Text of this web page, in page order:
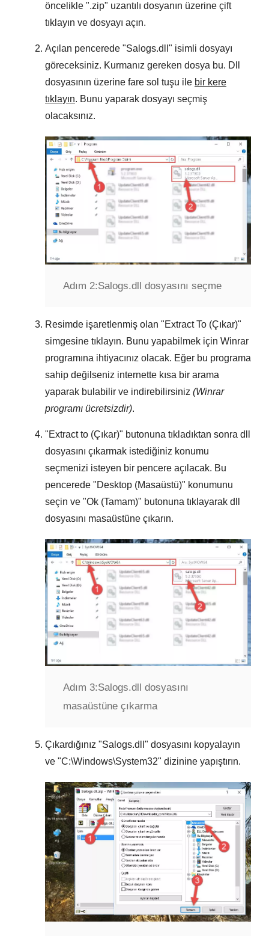
öncelikle ".zip" uzantılı dosyanın üzerine çift
tıklayın ve dosyayı açın.
Açılan pencerede "Salogs.dll " isimli dosyayı
göreceksiniz. Kurmanız gereken dosya bu. Dll
dosyasının üzerine fare sol tuşu ile bir kere
tıklayın. Bunu yaparak dosyayı seçmiş
olacaksınız.
Adım 2:Salogs.dll dosyasını seçme
Resimde işaretlenmiş olan "Extract To (Çıkar)"
simgesine tıklayın. Bunu yapabilmek için Winrar
programına ihtiyacınız olacak. Eğer bu programa
sahip değilseniz internette kısa bir arama
yaparak bulabilir ve indirebilirsiniz (Winrar
programı ücretsizdir).
"Extract to (Çıkar)" butonuna tıkladıktan sonra dll
dosyasını çıkarmak istediğiniz konumu
seçmenizi isteyen bir pencere açılacak. Bu
pencerede "Desktop (Masaüstü)" konumunu
seçin ve "Ok (Tamam)" butonuna tıklayarak dll
dosyasını masaüstüne çıkarın.
Adım 3:Salogs.dll dosyasını
masaüstüne çıkarma
Çıkardığınız "Salogs.dll " dosyasını kopyalayın
ve "C:\Windows\System32" dizinine yapıştırın.